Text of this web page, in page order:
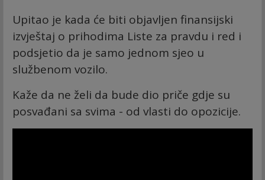
Upitao je kada će biti objavljen finansijski
izvještaj o prihodima Liste za pravdu i red i
podsjetio da je samo jednom sjeo u
službenom vozilo.
Kaže da ne želi da bude dio priče gdje su
posvađani sa svima - od vlasti do opozicije.